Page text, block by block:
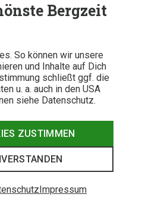
Bergzeit
So können wir unsere
und Inhalte auf Dich
schließt ggf. die
u. a. auch in den USA
siehe Datenschutz.
ZUSTIMMEN
Impressum
Im Test: Julbo Intensity Reactiv
1–3 Light Amp Sportbrille
DAUNENJACKEN